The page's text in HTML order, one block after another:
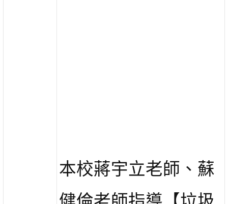
本校蔣宇立老師、蘇